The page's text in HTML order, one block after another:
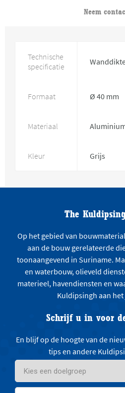
Neem
Technische
specificatie
Formaat Ø 40 mm
Materiaal
Kleur Grijs
The
Op het gebied van
aan de bouw gerelateerde
toonaangevend in Suriname.
en waterbouw, olieveld
materieel, havendiensten en
Kuldipsingh aan
Schrijf u in voor
En blijf op de hoogte van de
tips en andere